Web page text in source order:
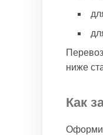
ниже
Как